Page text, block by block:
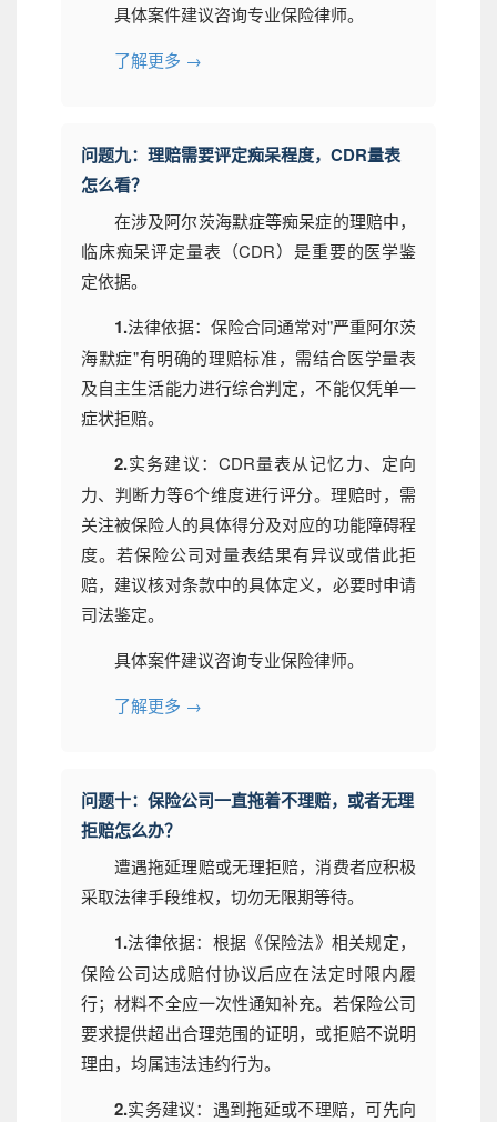
具体案件建议咨询专业保险律师。
了解更多 →
问题九：理赔需要评定痴呆程度，CDR量表
怎么看？
在涉及阿尔茨海默症等痴呆症的理赔中，
临床痴呆评定量表（CDR）是重要的医学鉴
定依据。
1.法律依据：保险合同通常对"严重阿尔茨
海默症"有明确的理赔标准，需结合医学量表
及自主生活能力进行综合判定，不能仅凭单一
症状拒赔。
2.实务建议：CDR量表从记忆力、定向
力、判断力等6个维度进行评分。理赔时，需
关注被保险人的具体得分及对应的功能障碍程
度。若保险公司对量表结果有异议或借此拒
赔，建议核对条款中的具体定义，必要时申请
司法鉴定。
具体案件建议咨询专业保险律师。
了解更多 →
问题十：保险公司一直拖着不理赔，或者无理
拒赔怎么办？
遭遇拖延理赔或无理拒赔，消费者应积极
采取法律手段维权，切勿无限期等待。
1.法律依据：根据《保险法》相关规定，
保险公司达成赔付协议后应在法定时限内履
行；材料不全应一次性通知补充。若保险公司
要求提供超出合理范围的证明，或拒赔不说明
理由，均属违法违约行为。
2.实务建议：遇到拖延或不理赔，可先向